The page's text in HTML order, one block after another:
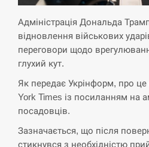
кризу –…
СЕРПЕНЬ
15:00
РФ провела новий
зустрічей з Європою
СЕРПЕНЬ
Адміністрація Дональда
відновлення військових
переговори щодо
глухий кут.
Як передає Укрінформ, про
York Times із посиланням на
посадовців.
Зазначається, що після
стикнувся з необхідністю